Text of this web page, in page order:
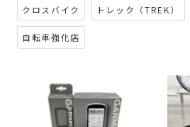
クロスバイク トレック（TREK）
自転車強化店